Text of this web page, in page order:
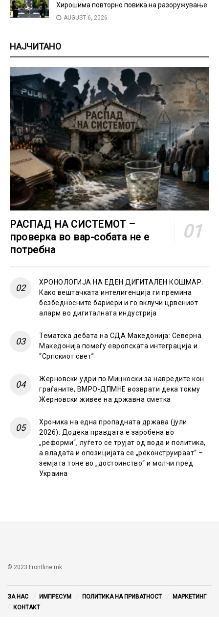
Хирошима повторно повика на разоружување
AUGUST 6, 2026
НАЈЧИТАНО
РАСПАД НА СИСТЕМОТ –
проверка во вар-собата не е
потребна
ХРОНОЛОГИЈА НА ЕДЕН ДИГИТАЛЕН КОШМАР:
Како вештачката интелигенција ги премина
безбедносните бариери и го вклучи црвениот
аларм во дигиталната индустрија
Тематска дебата на СДА Македонија: Северна
Македонија помеѓу европската интеграција и
“Српскиот свет”
Жерновски удри по Мицкоски за навредите кон
граѓаните, ВМРО-ДПМНЕ возврати дека токму
Жерновски живее на државна сметка
Хроника на една пропадната држава (јули
2026): Додека правдата е заробена во
„реформи“, луѓето се трујат од вода и политика,
а владата и опозицијата се „реконструираат“ –
земјата тоне во „достоинство“ и молчи пред
Украина
© 2023 Frontline.mk
ЗА НАС ИМПРЕСУМ ПОЛИТИКА НА ПРИВАТНОСТ
МАРКЕТИНГ
КОНТАКТ